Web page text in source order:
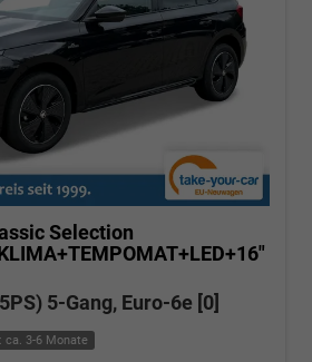
Selection
5-Gang, Euro-6e [0]
ca. 3-6 Monate